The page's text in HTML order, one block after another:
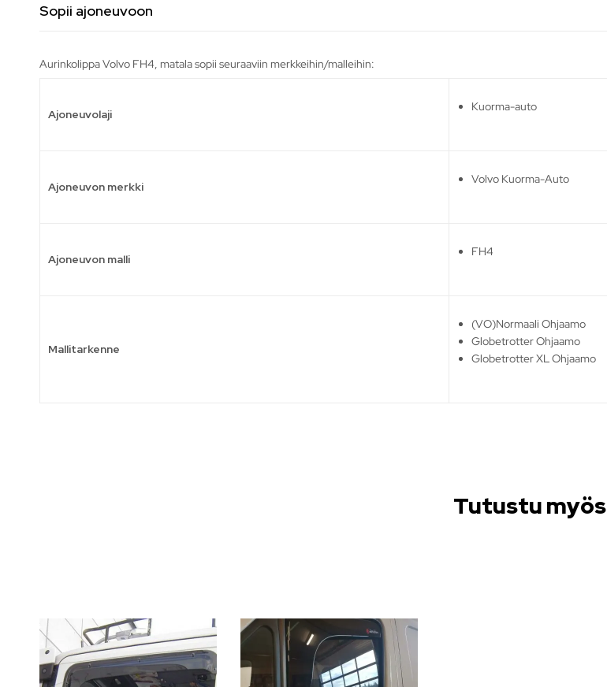
Sopii ajoneuvoon
Aurinkolippa Volvo FH4, matala sopii seuraaviin merkkeihin/malleihin:
Ajoneuvolaji
Kuorma-auto
Ajoneuvon merkki
Volvo Kuorma-Auto
Ajoneuvon malli
FH4
Mallitarkenne
(VO)Normaali Ohjaamo
Globetrotter Ohjaamo
Globetrotter XL Ohjaamo
Tutustu myös